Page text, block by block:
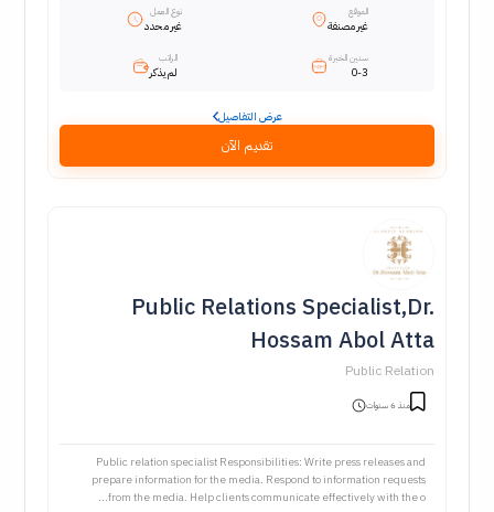
الموقع
غير مصنفة
نوع العمل
غير محدد
سنين الخبرة
0-3
الراتب
لم يذكر
عرض التفاصيل
تقديم الآن
Public Relations Specialist,Dr.
Hossam Abol Atta
Public Relation
منذ 6 سنوات
Public relation specialist Responsibilities: Write press releases and
prepare information for the media. Respond to information requests
from the media. Help clients communicate effectively with the o...